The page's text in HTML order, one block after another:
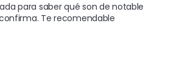
para saber qué son de notable
Te recomendable